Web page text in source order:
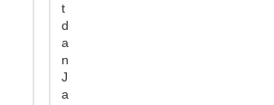
t
d
a
n
J
a